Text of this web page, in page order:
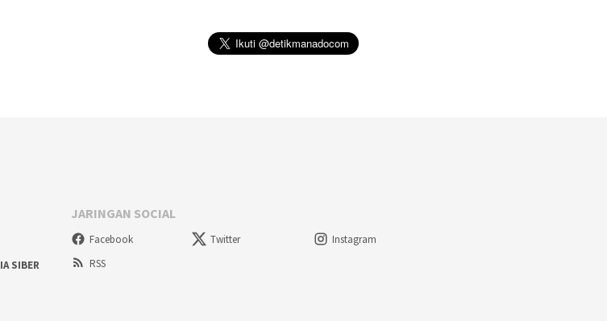
SIBER
JARINGAN SOCIAL
Facebook Twitter
Instagram
RSS